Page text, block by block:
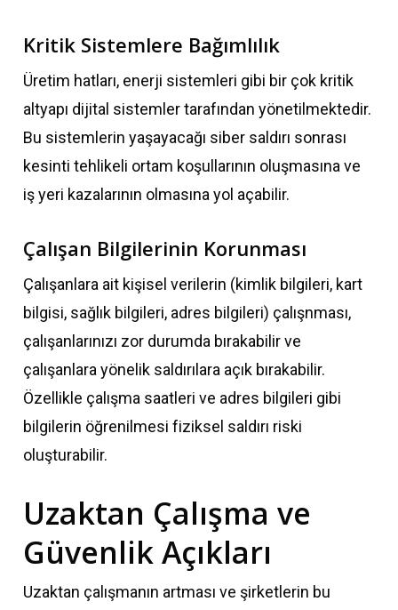
Kritik Sistemlere Bağımlılık
Üretim hatları, enerji sistemleri gibi bir çok kritik
altyapı dijital sistemler tarafından yönetilmektedir.
Bu sistemlerin yaşayacağı siber saldırı sonrası
kesinti tehlikeli ortam koşullarının oluşmasına ve
iş yeri kazalarının olmasına yol açabilir.
Çalışan Bilgilerinin Korunması
Çalışanlara ait kişisel verilerin (kimlik bilgileri, kart
bilgisi, sağlık bilgileri, adres bilgileri) çalışnması,
çalışanlarınızı zor durumda bırakabilir ve
çalışanlara yönelik saldırılara açık bırakabilir.
Özellikle çalışma saatleri ve adres bilgileri gibi
bilgilerin öğrenilmesi fiziksel saldırı riski
oluşturabilir.
Uzaktan Çalışma ve
Güvenlik Açıkları
Uzaktan çalışmanın artması ve şirketlerin bu